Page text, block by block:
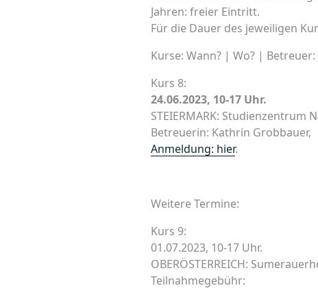
Jahren: freier Eintritt.
Für die Dauer des jeweiligen
Kurse: Wann? | Wo? |
Kurs 8:
24.06.2023, 10-17 Uhr.
STEIERMARK: Studienzentrum
Betreuerin: Kathrin Grobbauer,
Anmeldung: hier.
Weitere Termine:
Kurs 9:
01.07.2023, 10-17 Uhr.
OBERÖSTERREICH:
Teilnahmegebühr: